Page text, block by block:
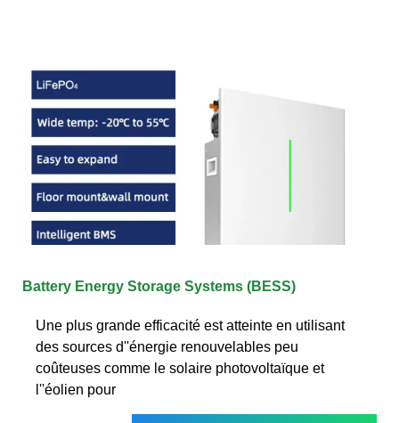
Battery Energy Storage Systems (BESS)
Une plus grande efficacité est atteinte en utilisant
des sources d''énergie renouvelables peu
coûteuses comme le solaire photovoltaïque et
l''éolien pour